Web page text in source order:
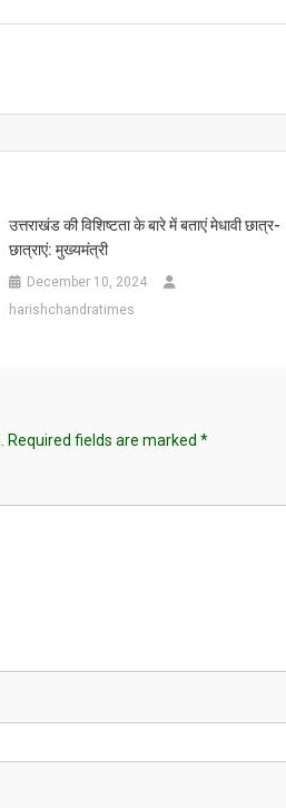
उत्तराखंड की विशिष्टता के बारे में बताएं मेधावी छात्र-
छात्राएं: मुख्यमंत्री
December 10, 2024
harishchandratimes
Required fields are marked *